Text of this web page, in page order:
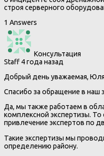
строя серверного
1 Answers
Консультация
Staff 4 года назад
Добрый день уважаемая,
Спасибо за обращение в наш
Да, мы также работаем в
комплексной экспертизы. То
привлечение экспертов по
Такие экспертизы мы
определению району.